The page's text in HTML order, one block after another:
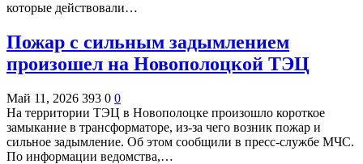
которые действовали…
Пожар с сильным задымлением
произошел на Новополоцкой ТЭЦ
Май 11, 2026 393 0 0
На территории ТЭЦ в Новополоцке произошло короткое
замыкание в трансформаторе, из-за чего возник пожар и
сильное задымление. Об этом сообщили в пресс-службе МЧС.
По информации ведомства,…